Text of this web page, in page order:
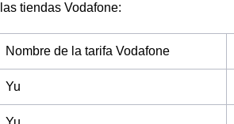
tiendas Vodafone:
Nombre de la tarifa Vodafone
Yu